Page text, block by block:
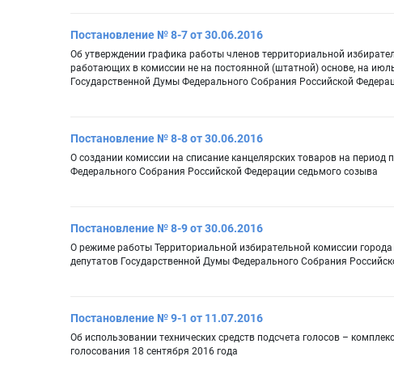
Постановление № 8-7 от 30.06.2016
Об утверждении графика работы членов территориальной
работающих в комиссии не на постоянной (штатной) основе, на
Государственной Думы Федерального Собрания Российской
Постановление № 8-8 от 30.06.2016
О создании комиссии на списание канцелярских товаров на
Федерального Собрания Российской Федерации седьмого созыва
Постановление № 8-9 от 30.06.2016
О режиме работы Территориальной избирательной комиссии
депутатов Государственной Думы Федерального Собрания
Постановление № 9-1 от 11.07.2016
Об использовании технических средств подсчета голосов –
голосования 18 сентября 2016 года